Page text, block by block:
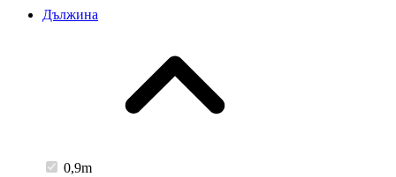
Дължина
0,9m